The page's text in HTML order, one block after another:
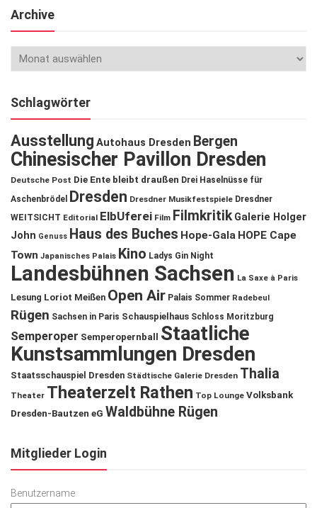
Archive
Schlagwörter
Ausstellung Autohaus Dresden Bergen
Chinesischer Pavillon Dresden
Deutsche Post Die Ente bleibt draußen Drei Haselnüsse für
Aschenbrödel
Dresden Dresdner Musikfestspiele Dresdner
WEITSICHT Editorial ElbUferei Film Filmkritik Galerie Holger
John Genuss Haus des Buches Hope-Gala HOPE Cape
Town Japanisches Palais Kino Ladys Gin Night
Landesbühnen Sachsen La Saxe à Paris
Lesung Loriot Meißen Open Air Palais Sommer Radebeul
Rügen Sachsen in Paris Schauspielhaus Schloss Moritzburg
Semperoper Semperopernball
Staatliche
Kunstsammlungen Dresden
Staatsschauspiel Dresden Städtische Galerie Dresden Thalia
Theater Theaterzelt Rathen Top Lounge Volksbank
Dresden-Bautzen eG Waldbühne Rügen
Mitglieder Login
Benutzername